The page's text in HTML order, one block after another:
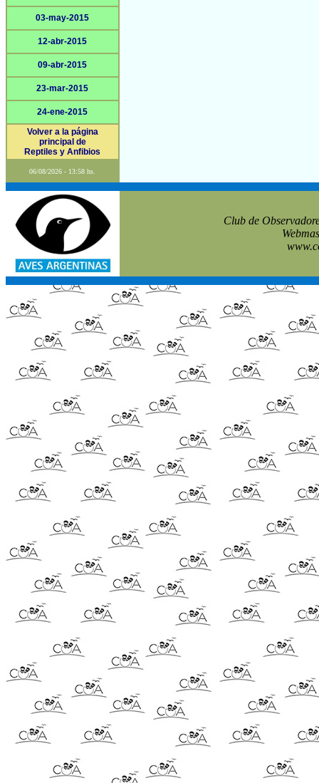
03-may-2015
12-abr-2015
09-abr-2015
23-mar-2015
24-ene-2015
Volver a la página
principal de
Reptiles y Anfibios
06/08/2026 - 13:58 hs.
Club de